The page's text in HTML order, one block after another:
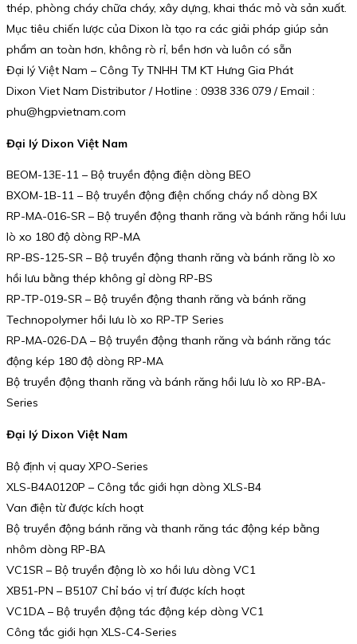
thép, phòng cháy chữa cháy, xây dựng, khai thác mỏ và sản xuất.
Mục tiêu chiến lược của Dixon là tạo ra các giải pháp giúp sản
phẩm an toàn hơn, không rò rỉ, bền hơn và luôn có sẵn
Đại lý Việt Nam – Công Ty TNHH TM KT Hưng Gia Phát
Dixon Viet Nam Distributor / Hotline : 0938 336 079 / Email :
phu@hgpvietnam.com
Đại lý Dixon Việt Nam
BEOM-13E-11 – Bộ truyền động điện dòng BEO
BXOM-1B-11 – Bộ truyền động điện chống cháy nổ dòng BX
RP-MA-016-SR – Bộ truyền động thanh răng và bánh răng hồi lưu
lò xo 180 độ dòng RP-MA
RP-BS-125-SR – Bộ truyền động thanh răng và bánh răng lò xo
hồi lưu bằng thép không gỉ dòng RP-BS
RP-TP-019-SR – Bộ truyền động thanh răng và bánh răng
Technopolymer hồi lưu lò xo RP-TP Series
RP-MA-026-DA – Bộ truyền động thanh răng và bánh răng tác
động kép 180 độ dòng RP-MA
Bộ truyền động thanh răng và bánh răng hồi lưu lò xo RP-BA-
Series
Đại lý Dixon Việt Nam
Bộ định vị quay XPO-Series
XLS-B4A0120P – Công tắc giới hạn dòng XLS-B4
Van điện từ được kích hoạt
Bộ truyền động bánh răng và thanh răng tác động kép bằng
nhôm dòng RP-BA
VC1SR – Bộ truyền động lò xo hồi lưu dòng VC1
XB51-PN – B5107 Chỉ báo vị trí được kích hoạt
VC1DA – Bộ truyền động tác động kép dòng VC1
Công tắc giới hạn XLS-C4-Series